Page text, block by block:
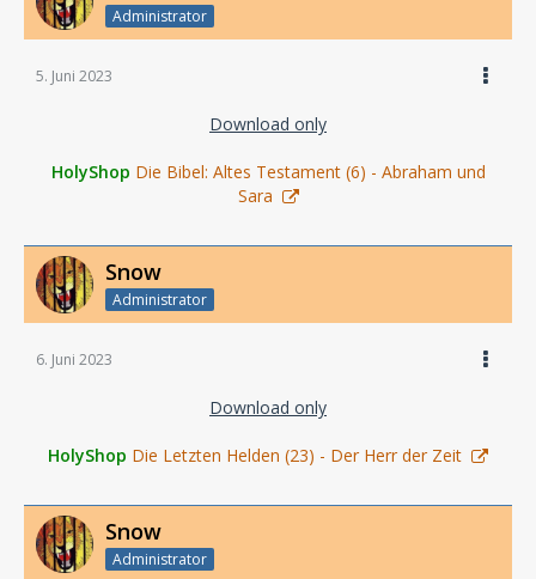
Administrator
5. Juni 2023
Download only
HolyShop Die Bibel: Altes Testament (6) - Abraham und
Sara
Snow
Administrator
6. Juni 2023
Download only
HolyShop Die Letzten Helden (23) - Der Herr der Zeit
Snow
Administrator